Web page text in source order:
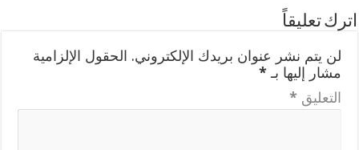
اترك تعليقاً
لن يتم نشر عنوان بريدك الإلكتروني. الحقول الإلزامية
مشار إليها بـ*
التعليق *